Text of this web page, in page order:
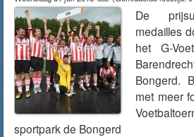
De
medailles
het G-
Bongerd.
met meer
sportpark de Bongerd